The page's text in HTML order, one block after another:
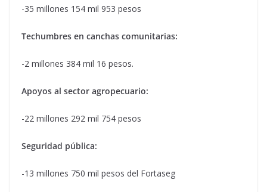
-35 millones 154 mil 953 pesos
Techumbres en canchas comunitarias:
-2 millones 384 mil 16 pesos.
Apoyos al sector agropecuario:
-22 millones 292 mil 754 pesos
Seguridad pública:
-13 millones 750 mil pesos del Fortaseg